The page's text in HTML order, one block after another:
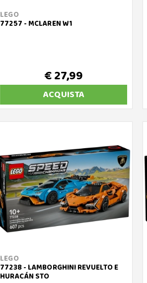
LEGO
77257 - MCLAREN W1
€ 27,99
ACQUISTA
LEGO
77238 - LAMBORGHINI REVUELTO E
HURACÁN STO